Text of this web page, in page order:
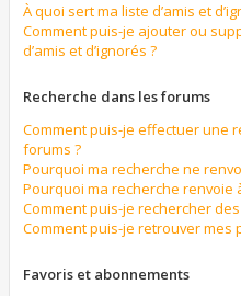
À quoi sert ma liste d’amis et
Comment puis-je ajouter ou
d’amis et d’ignorés ?
Recherche dans les forums
Comment puis-je effectuer une
forums ?
Pourquoi ma recherche ne
Pourquoi ma recherche renvoie
Comment puis-je rechercher
Comment puis-je retrouver mes
Favoris et abonnements